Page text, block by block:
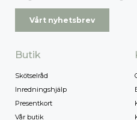
Vårt nyhetsbrev
Butik
Skötselråd
Inredningshjälp
Presentkort
Vår butik